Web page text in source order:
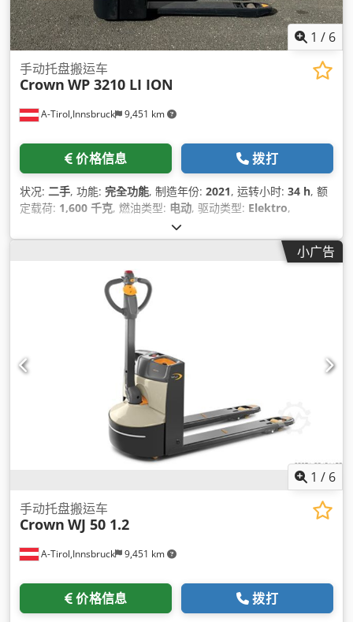
1 / 6
A-Tirol,Innsbruck 9,451 km
手动托盘搬运车
Crown WP 3210 LI ION
价格信息 拨打
状况: 二手, 功能: 完全功能, 制造年份: 2021, 运转小时: 34 h, 额
定载荷: 1,600 千克, 燃油类型: 电动, 驱动类型: Elektro,
小广告
1 / 6
A-Tirol,Innsbruck 9,451 km
手动托盘搬运车
Crown WJ 50 1.2
价格信息 拨打